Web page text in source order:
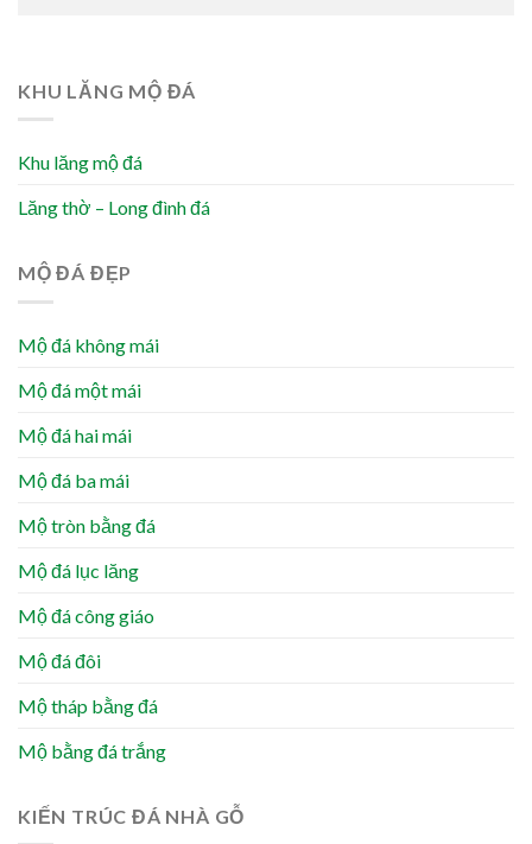
KHU LĂNG MỘ ĐÁ
Khu lăng mộ đá
Lăng thờ – Long đình đá
MỘ ĐÁ ĐẸP
Mộ đá không mái
Mộ đá một mái
Mộ đá hai mái
Mộ đá ba mái
Mộ tròn bằng đá
Mộ đá lục lăng
Mộ đá công giáo
Mộ đá đôi
Mộ tháp bằng đá
Mộ bằng đá trắng
KIẾN TRÚC ĐÁ NHÀ GỖ